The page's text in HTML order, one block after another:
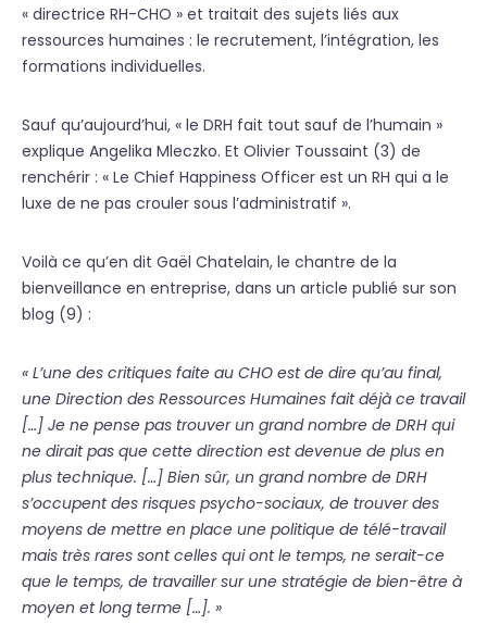
« directrice RH-CHO » et traitait des sujets liés aux
ressources humaines : le recrutement, l’intégration, les
formations individuelles.
Sauf qu’aujourd’hui, « le DRH fait tout sauf de l’humain »
explique Angelika Mleczko. Et Olivier Toussaint (3) de
renchérir : « Le Chief Happiness Officer est un RH qui a le
luxe de ne pas crouler sous l’administratif ».
Voilà ce qu’en dit Gaël Chatelain, le chantre de la
bienveillance en entreprise, dans un article publié sur son
blog (9) :
« L’une des critiques faite au CHO est de dire qu’au final,
une Direction des Ressources Humaines fait déjà ce travail
[…] Je ne pense pas trouver un grand nombre de DRH qui
ne dirait pas que cette direction est devenue de plus en
plus technique. […] Bien sûr, un grand nombre de DRH
s’occupent des risques psycho-sociaux, de trouver des
moyens de mettre en place une politique de télé-travail
mais très rares sont celles qui ont le temps, ne serait-ce
que le temps, de travailler sur une stratégie de bien-être à
moyen et long terme […]. »